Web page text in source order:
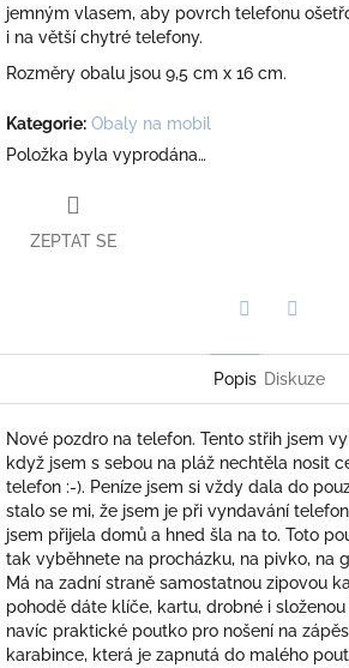
jemným vlasem, aby povrch telefonu
i na větší chytré telefony.
Rozměry obalu jsou 9,5 cm x 16 cm.
Kategorie: Obaly na mobil
Položka byla vyprodána…
ZEPTAT SE
Popis Diskuze
Nové pozdro na telefon. Tento střih jsem
když jsem s sebou na pláž nechtěla nosit
telefon :-). Peníze jsem si vždy dala do
stalo se mi, že jsem je při vyndavání
jsem přijela domů a hned šla na to. Toto
tak vyběhnete na procházku, na pivko, na
Má na zadní straně samostatnou zipovou
pohodě dáte klíče, kartu, drobné i
navíc praktické poutko pro nošení na
karabince, která je zapnutá do malého